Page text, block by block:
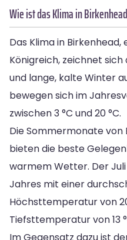
Wie ist das Klima in
Das Klima in
Königreich, zeichnet
und lange, kalte Winter
bewegen sich im
zwischen 3 °C und 20 °C.
Die Sommermonate von
bieten die beste
warmem Wetter. Der
Jahres mit einer
Höchsttemperatur von
Tiefsttemperatur von 13
Im Gegensatz dazu ist